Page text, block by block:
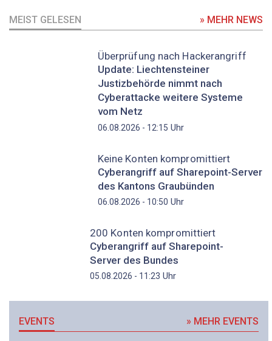
MEIST GELESEN » MEHR NEWS
Überprüfung nach Hackerangriff
Update: Liechtensteiner
Justizbehörde nimmt nach
Cyberattacke weitere Systeme
vom Netz
06.08.2026 - 12:15 Uhr
Keine Konten kompromittiert
Cyberangriff auf Sharepoint-Server
des Kantons Graubünden
06.08.2026 - 10:50 Uhr
200 Konten kompromittiert
Cyberangriff auf Sharepoint-
Server des Bundes
05.08.2026 - 11:23 Uhr
EVENTS » MEHR EVENTS